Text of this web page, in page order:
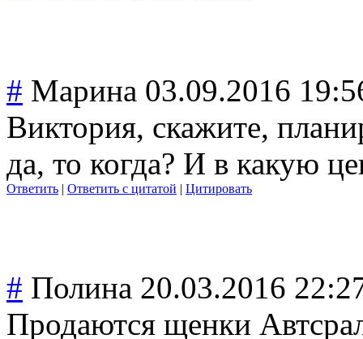
# Марина 03.09.2016
Виктория, скажите,
да, то когда? И в какую
Ответить | Ответить с цитатой | Цитировать
# Полина 20.03.2016
Продаются щенки